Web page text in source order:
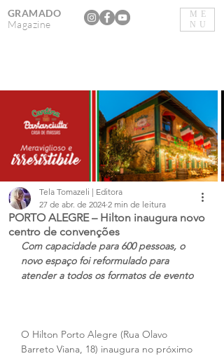
ME
NU
GRAMADO
Magazine
PORTO ALEGRE – Hilton inaugura novo
centro de convenções
Tela Tomazeli | Editora
27 de abr. de 2024 2 min de leitura
Com capacidade para 600 pessoas, o
novo espaço foi reformulado para
atender a todos os formatos de evento
O Hilton Porto Alegre (Rua Olavo
Barreto Viana, 18) inaugura no próximo